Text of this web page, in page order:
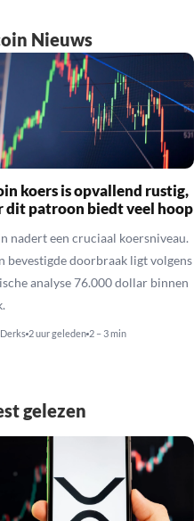
Nieuws
koers is opvallend rustig,
dit patroon biedt veel hoop
nadert een cruciaal koersniveau.
bevestigde doorbraak ligt volgens
analyse 76.000 dollar binnen
2 uur geleden 2 – 3 min
gelezen